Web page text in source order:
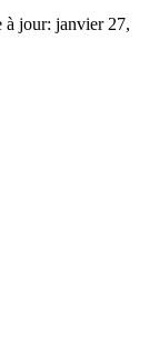
à jour: janvier 27,